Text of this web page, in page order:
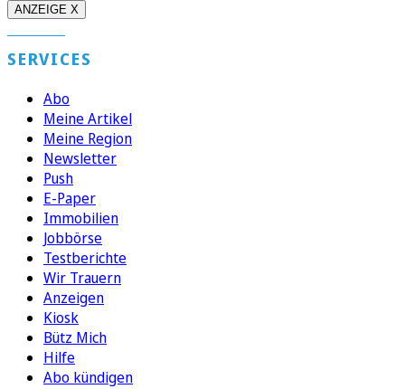
ANZEIGE X
SERVICES
Abo
Meine Artikel
Meine Region
Newsletter
Push
E-Paper
Immobilien
Jobbörse
Testberichte
Wir Trauern
Anzeigen
Kiosk
Bütz Mich
Hilfe
Abo kündigen